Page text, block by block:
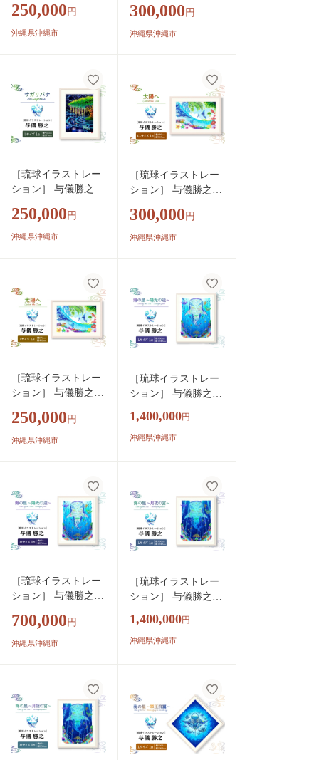
n』 額装Lサイズ イ
ンテリア 雑貨 アー
250,000 円
沖縄県沖縄市
gtonia』 額装LLサイ
ズ インテリア 雑貨
300,000 円
沖縄県沖縄市
［琉球イラストレー
ション］ 与儀勝之
gtonia』 額装Lサイズ
インテリア 雑貨 ア
250,000 円
沖縄県沖縄市
［琉球イラストレー
ション］ 与儀勝之
un』 額装LLサイズ
インテリア 雑貨 アー
300,000 円
沖縄県沖縄市
［琉球イラストレー
ション］ 与儀勝之
un』 額装Lサイズ イ
ンテリア 雑貨 アー
250,000 円
沖縄県沖縄市
［琉球イラストレー
ション］ 与儀勝之
途〜 / Star of the Sea -
Sunlight path -』 額装
おすすめ 沖縄市 / yo
gima office [BCAI020]
1,400,000円
沖縄県沖縄市
［琉球イラストレー
ション］ 与儀勝之
途〜 / Star of the Sea -
Sunlight path -』 額装
れ おすすめ 沖縄市 /
yogima office [BCAI0
700,000 円
沖縄県沖縄市
［琉球イラストレー
ション］ 与儀勝之
宮〜 / Star of the Sea -
Moonlight palace -』
しゃれ おすすめ 沖縄
市 / yogima office [BC
AI018]
1,400,000円
沖縄県沖縄市